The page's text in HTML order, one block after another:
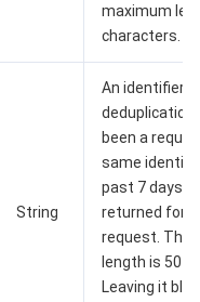
maximum
characters.
String
An identifier
been a
same
past 7 days,
returned for
request. The
length is 50
Leaving it